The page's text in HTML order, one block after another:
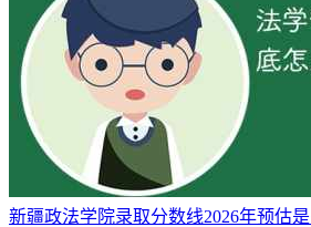
具体岗位：律师助理、律师，法律顾问
其他
具体岗位：公证员助理，合同管理，书
就业职业分布
法务
新疆政法学院录取分数线2026年预估